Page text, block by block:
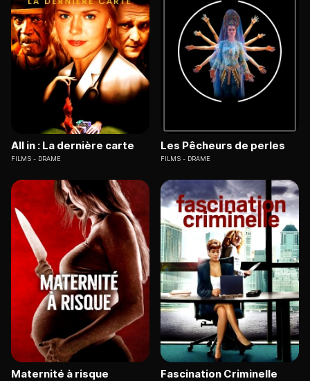
All in : La dernière carte
FILMS DRAME
Les Pêcheurs de perles
FILMS DRAME
Maternité à risque Fascination Criminelle